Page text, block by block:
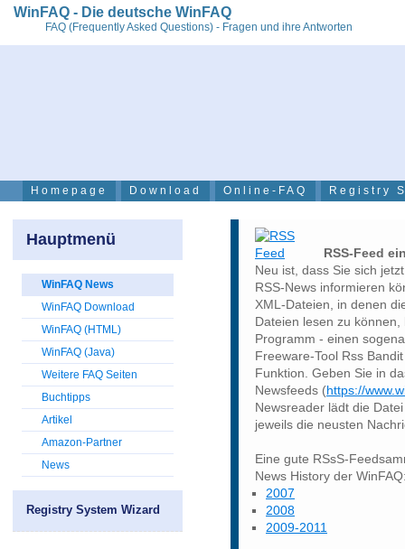
WinFAQ - Die deutsche WinFAQ
FAQ (Frequently Asked Questions) - Fragen und ihre Antworten
Homepage Download Online-FAQ Registry
RSS-Feed
Neu ist, dass Sie sich
RSS-News informieren
XML-Dateien, in denen
Dateien lesen zu
Programm - einen
Freeware-Tool Rss
Funktion. Geben Sie in
Newsfeeds (https://
Newsreader lädt die
jeweils die neusten
Eine gute RSsS-
News History der
2007
2008
2009-2011
Hauptmenü
WinFAQ News
WinFAQ Download
WinFAQ (HTML)
WinFAQ (Java)
Weitere FAQ Seiten
Buchtipps
Artikel
Amazon-Partner
News
Registry System Wizard